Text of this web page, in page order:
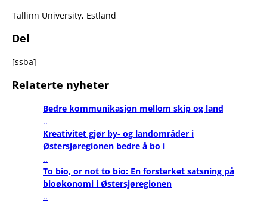
Tallinn University, Estland
Del
[ssba]
Relaterte nyheter
Bedre kommunikasjon mellom skip og land
..
Kreativitet gjør by- og landområder i
Østersjøregionen bedre å bo i
..
To bio, or not to bio: En forsterket satsning på
bioøkonomi i Østersjøregionen
..